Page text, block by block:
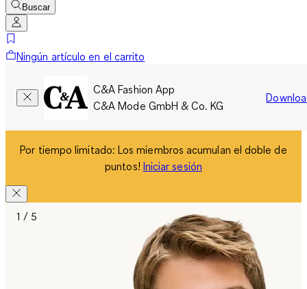
Buscar
Ningún artículo en el carrito
C&A Fashion App
C&A Mode GmbH & Co. KG
Por tiempo limitado: Los miembros acumulan el doble de
puntos! Iniciar sesión
1 / 5